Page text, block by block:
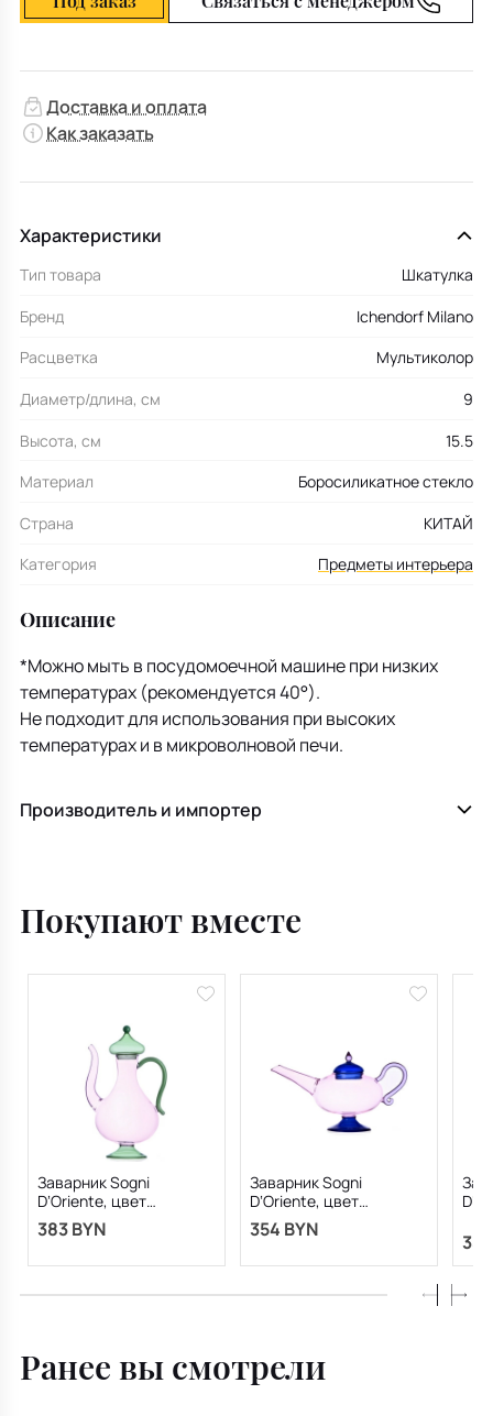
Доставка и оплата
Как заказать
Характеристики
Тип товара
Шкатулка
Бренд
Ichendorf Milano
Расцветка
Мультиколор
Диаметр/длина, см
9
Высота, см
15.5
Материал
Боросиликатное стекло
Страна
КИТАЙ
Категория
Предметы интерьера
Описание
*Можно мыть в посудомоечной машине при низких
температурах (рекомендуется 40°).
Не подходит для использования при высоких
температурах и в микроволновой печи.
Производитель и импортер
Покупают вместе
Заварник Sogni
D‘Oriente, цвет
розовый/зеленый
383 BYN
Заварник Sogni
D‘Oriente, цвет
розовый/синий
354 BYN
Ранее вы смотрели